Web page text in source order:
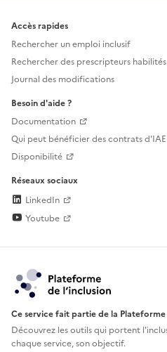
Accès rapides
Rechercher un emploi inclusif
Rechercher des prescripteurs habilités
Journal des modifications
Besoin d'aide ?
Documentation
Qui peut bénéficier des contrats d'IAE
Disponibilité
Réseaux sociaux
LinkedIn
Youtube
Ce service fait partie de la Plateforme
Découvrez les outils qui portent
chaque service, son objectif.